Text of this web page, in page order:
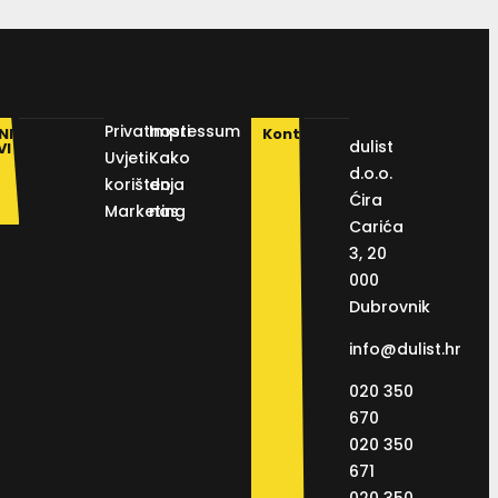
Privatnosti
Uvjeti
korištenja
Marketing
Impressum
Kako
do
nas
Kontakt
dulist
d.o.o.
Ćira
Carića
3, 20
000
Dubrovnik
info@dulist.hr
020 350
670
020 350
671